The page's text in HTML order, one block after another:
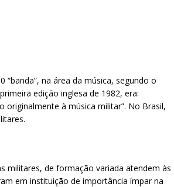
na área da música, segundo o
edição inglesa de 1982, era:
originalmente à música militar”. No Brasil,
militares, de formação variada atendem às
em instituição de importância ímpar na